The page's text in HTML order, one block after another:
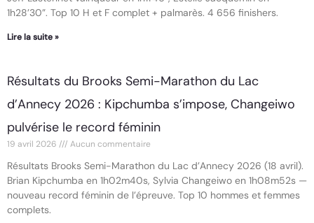
1h28’30”. Top 10 H et F complet + palmarès. 4 656 finishers.
Lire la suite »
Résultats du Brooks Semi-Marathon du Lac
d’Annecy 2026 : Kipchumba s’impose, Changeiwo
pulvérise le record féminin
19 avril 2026 Aucun commentaire
Résultats Brooks Semi-Marathon du Lac d’Annecy 2026 (18 avril).
Brian Kipchumba en 1h02m40s, Sylvia Changeiwo en 1h08m52s —
nouveau record féminin de l’épreuve. Top 10 hommes et femmes
complets.